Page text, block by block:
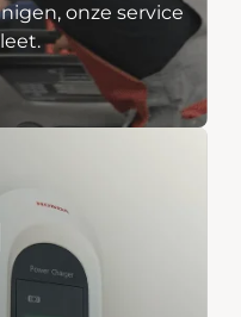
onze service